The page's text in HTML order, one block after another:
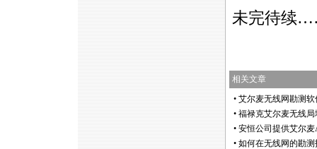
未完待续
相关文章
• 艾尔麦无线网勘测软
• 福禄克艾尔麦无线局
• 安恒公司提供艾尔
• 如何在无线网的勘